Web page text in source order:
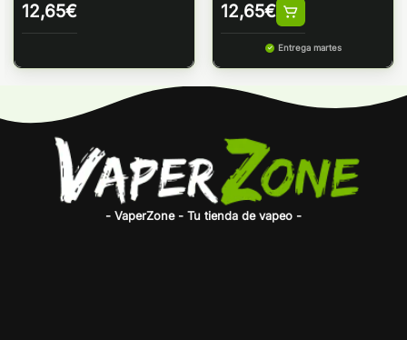
12,65€ 12,65€
Entrega martes
- VaperZone - Tu tienda de vapeo -